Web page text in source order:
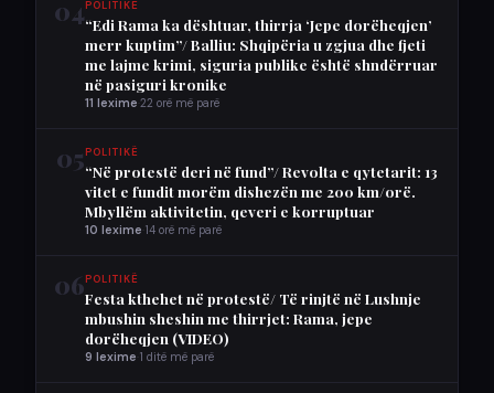
04POLITIKË
“Edi Rama ka dështuar, thirrja ‘Jepe dorëheqjen’
merr kuptim”/ Balliu: Shqipëria u zgjua dhe fjeti
me lajme krimi, siguria publike është shndërruar
në pasiguri kronike
11 lexime 22 orë më parë
05POLITIKË
“Në protestë deri në fund”/ Revolta e qytetarit: 13
vitet e fundit morëm dishezën me 200 km/orë.
Mbyllëm aktivitetin, qeveri e korruptuar
10 lexime 14 orë më parë
06POLITIKË
Festa kthehet në protestë/ Të rinjtë në Lushnje
mbushin sheshin me thirrjet: Rama, jepe
dorëheqjen (VIDEO)
9 lexime 1 ditë më parë